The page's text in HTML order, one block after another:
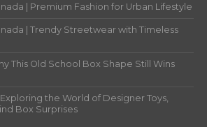
| Premium Fashion for Urban Lifestyle
| Trendy Streetwear with Timeless
This Old School Box Shape Still Wins
the World of Designer Toys,
Box Surprises